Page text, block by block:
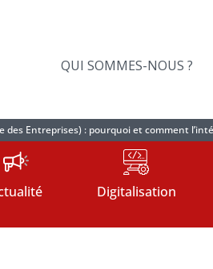
QUI SOMMES-NOUS ?
des Entreprises) : pourquoi et comment
Digitalisation